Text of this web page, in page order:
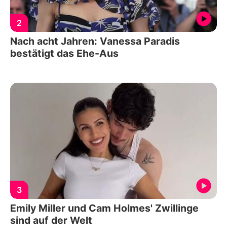
2
Nach acht Jahren: Vanessa Paradis
bestätigt das Ehe-Aus
3
Emily Miller und Cam Holmes' Zwillinge
sind auf der Welt